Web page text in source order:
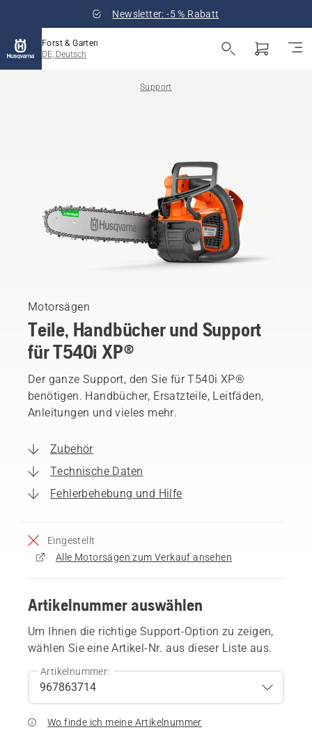
Newsletter: -5 % Rabatt
Forst & Garten
DE, Deutsch
Support
Motorsägen
Teile, Handbücher und Support
für T540i XP®
Der ganze Support, den Sie für T540i XP®
benötigen. Handbücher, Ersatzteile, Leitfäden,
Anleitungen und vieles mehr.
Zubehör
Technische Daten
Fehlerbehebung und Hilfe
Eingestellt
Alle Motorsägen zum Verkauf ansehen
Artikelnummer auswählen
Um Ihnen die richtige Support-Option zu zeigen,
wählen Sie eine Artikel-Nr. aus dieser Liste aus.
Artikelnummer:
Wo finde ich meine Artikelnummer